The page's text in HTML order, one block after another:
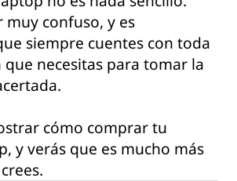
muy confuso, y es
siempre cuentes con toda
necesitas para tomar la
cómo comprar tu
y verás que es mucho más